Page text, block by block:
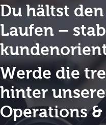
Du hältst
Laufen –
Werde die
hinter
Operations &